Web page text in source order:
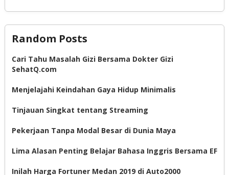
Random Posts
Cari Tahu Masalah Gizi Bersama Dokter Gizi
SehatQ.com
Menjelajahi Keindahan Gaya Hidup Minimalis
Tinjauan Singkat tentang Streaming
Pekerjaan Tanpa Modal Besar di Dunia Maya
Lima Alasan Penting Belajar Bahasa Inggris Bersama EF
Inilah Harga Fortuner Medan 2019 di Auto2000